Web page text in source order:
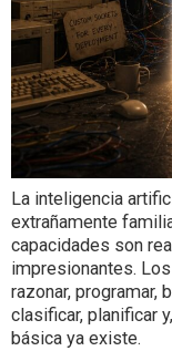
La inteligencia
extrañamente
capacidades son
impresionantes.
razonar, programar,
clasificar, planificar
básica ya existe.